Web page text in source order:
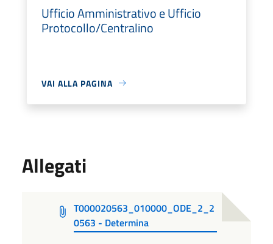
Ufficio Amministrativo e Ufficio
Protocollo/Centralino
VAI ALLA PAGINA
Allegati
T000020563_010000_ODE_2_2
0563 - Determina